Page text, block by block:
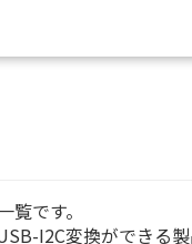
です。
I2C変換ができる